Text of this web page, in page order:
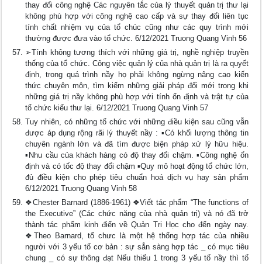
thay đổi công nghệ Các nguyên tắc của lý thuyết quản trị thư lại
không phù hợp với công nghệ cao cấp và sự thay đổi liên tục
tính chất nhiệm vụ của tổ chúc cũng như các quy trình mới
thường được đưa vào tổ chức. 6/12/2021 Truong Quang Vinh 56
➢Tính không tương thích với những giá trị, nghề nghiệp truyền
thống của tổ chức. Công việc quản lý của nhà quản trị là ra quyết
định, trong quá trình nầy họ phải không ngừng nâng cao kiến
thức chuyên môn, tìm kiếm những giải pháp đổi mới trong khi
những giá trị nầy không phù hợp với tính ổn định và trật tự của
tổ chức kiểu thư lại. 6/12/2021 Truong Quang Vinh 57
Tuy nhiên, có những tổ chức với những điều kiện sau cũng vẫn
được áp dụng rộng rãi lý thuyết nầy : ▪Có khối lượng thông tin
chuyên ngành lớn và đã tìm được biện pháp xử lý hữu hiệu.
▪Nhu cầu của khách hàng có độ thay đổi chậm. ▪Công nghệ ổn
định và có tốc độ thay đổi chậm ▪Quy mô hoạt động tổ chức lớn,
đủ điều kiện cho phép tiêu chuẩn hoá dịch vụ hay sản phẩm
6/12/2021 Truong Quang Vinh 58
❖Chester Barnard (1886-1961) ❖Viết tác phẩm “The functions of
the Executive” (Các chức năng của nhà quản trị) và nó đã trở
thành tác phẩm kinh điển về Quản Tri Học cho đến ngày nay.
❖Theo Barnard, tổ chưc là một hệ thống hợp tác của nhiều
người với 3 yếu tố cơ bản : sự sẳn sàng hợp tác _ có mục tiêu
chung _ có sự thông đạt Nếu thiếu 1 trong 3 yếu tố nầy thì tổ